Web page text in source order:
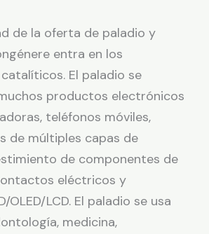
de la oferta de paladio y
entra en los
El paladio se
productos electrónicos
teléfonos móviles,
de múltiples capas de
de componentes de
eléctricos y
OLED/LCD. El paladio se usa
medicina,